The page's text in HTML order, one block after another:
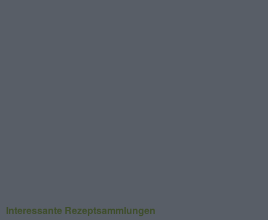
Interessante Rezeptsammlungen